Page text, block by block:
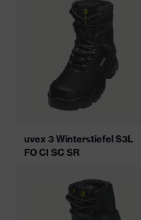
uvex 3 Winterstiefel S3L
FO CI SC SR